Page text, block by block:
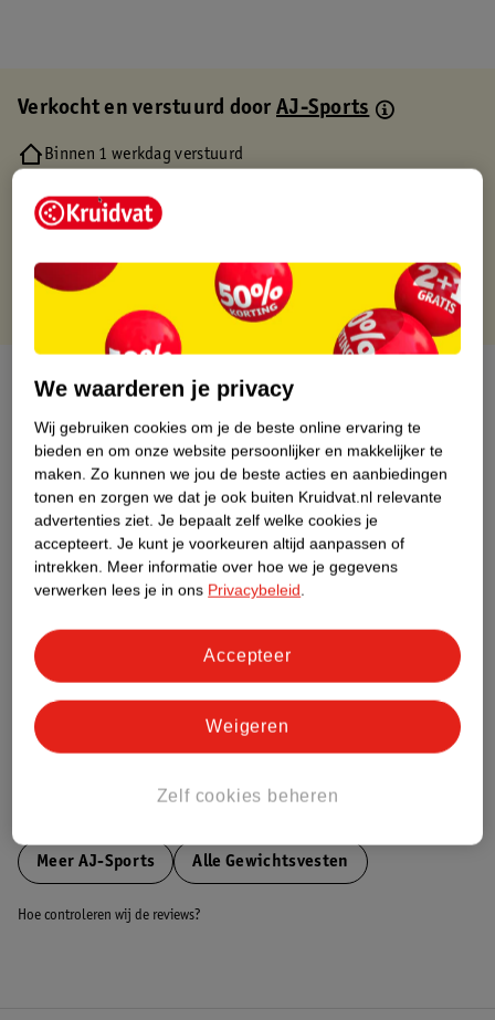
Verkocht en verstuurd doorAJ-Sports
Binnen 1 werkdag verstuurd
Gratis retourneren via verkooppartner.
Gratis punten met je Kruidvat kaart
Over dit product
Productinformatie
Etiketinformatie
Nature Impact Score
Dit product heeft (nog) geen Nature
Bestel & Bezorginformatie
Meer AJ-Sports Alle Gewichtsvesten
Hoe controleren wij de reviews?
We waarderen je privacy
Wij gebruiken cookies om je de beste online ervaring te
bieden en om onze website persoonlijker en makkelijker te
maken. Zo kunnen we jou de beste acties en aanbiedingen
tonen en zorgen we dat je ook buiten Kruidvat.nl relevante
advertenties ziet. Je bepaalt zelf welke cookies je
accepteert. Je kunt je voorkeuren altijd aanpassen of
intrekken. Meer informatie over hoe we je gegevens
verwerken lees je in ons Privacybeleid.
Zelf cookies beheren
Weigeren
Accepteer